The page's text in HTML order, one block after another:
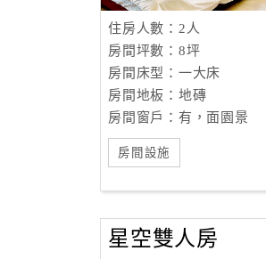
住房人數：2人
房間坪數：8坪
房間床型：一大床
房間地板：地磚
房間窗戶：有，面園景
房間設施
星空雙人房